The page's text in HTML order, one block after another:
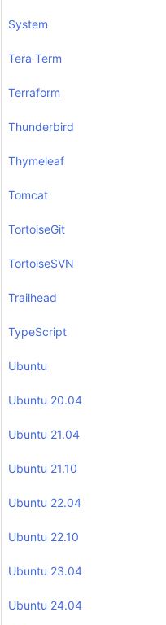
System
Tera Term
Terraform
Thunderbird
Thymeleaf
Tomcat
TortoiseGit
TortoiseSVN
Trailhead
TypeScript
Ubuntu
Ubuntu 20.04
Ubuntu 21.04
Ubuntu 21.10
Ubuntu 22.04
Ubuntu 22.10
Ubuntu 23.04
Ubuntu 24.04